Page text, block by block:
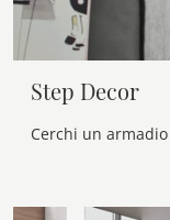
Step Decor